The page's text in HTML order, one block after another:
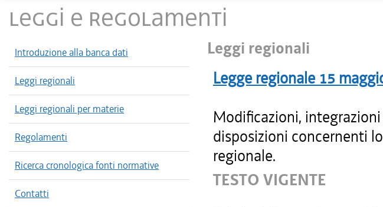
LEGGI E REGOLAMENTI
Introduzione alla banca dati
Leggi regionali
Leggi regionali per materie
Regolamenti
Ricerca cronologica fonti normative
Contatti
Leggi regionali
Legge regionale 15
Modificazioni,
disposizioni concernenti
regionale.
TESTO VIGENTE